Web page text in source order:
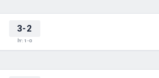
3-2
İY: 1-0